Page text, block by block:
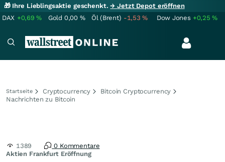
🎁 Ihre Lieblingsaktie geschenkt.→ Jetzt Depot eröffnen
DAX +0,69% Gold 0,00 % Öl (Brent) -1,53% Dow Jones +0,25%
Startseite Cryptocurrency
Bitcoin Cryptocurrency
Nachrichten zu Bitcoin
Aktien Frankfurt Eröffnung
1389 0 Kommentare